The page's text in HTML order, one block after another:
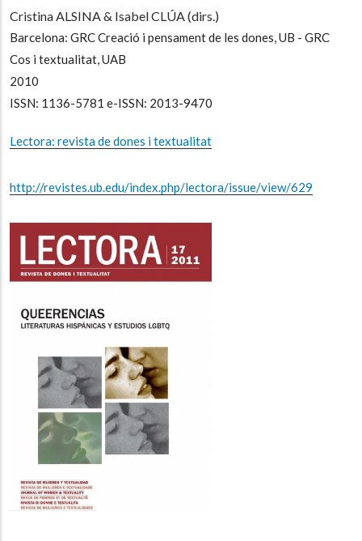
Cristina ALSINA & Isabel CLÚA (dirs.)
Barcelona: GRC Creació i pensament de les dones, UB - GRC
Cos i textualitat, UAB
2010
ISSN: 1136-5781 e-ISSN: 2013-9470
Lectora: revista de dones i textualitat
http://revistes.ub.edu/index.php/lectora/issue/view/629